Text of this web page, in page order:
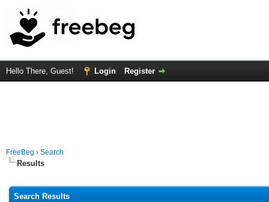
Hello There, Guest! Login Register
FreeBeg › Search
Results
Search Results